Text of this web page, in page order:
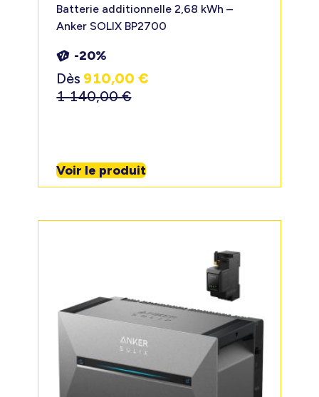
Batterie additionnelle 2,68 kWh –
Anker SOLIX BP2700
-20%
Dès 910,00€
1 140,00€
Voir le produit